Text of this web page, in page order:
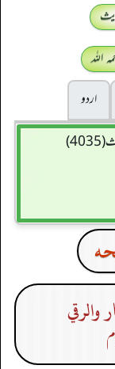
اللہ
اردو
والرقي